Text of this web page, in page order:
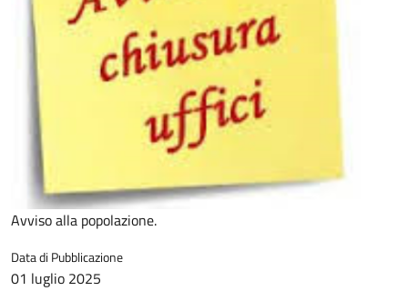
Avviso alla popolazione.
Data di Pubblicazione
01 luglio 2025